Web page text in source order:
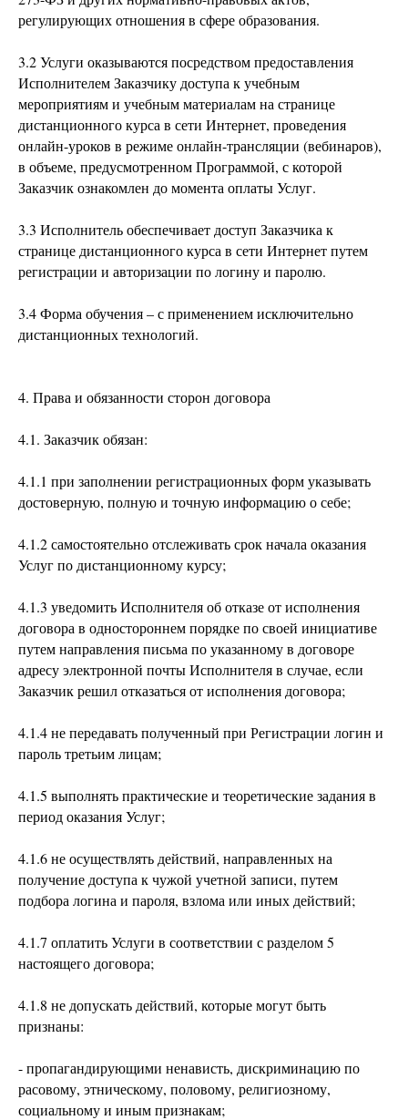
регулирующих отношения в сфере образования.
3.2 Услуги оказываются посредством предоставления
Исполнителем Заказчику доступа к учебным
мероприятиям и учебным материалам на странице
дистанционного курса в сети Интернет, проведения
онлайн-уроков в режиме онлайн-трансляции (вебинаров),
в объеме, предусмотренном Программой, с которой
Заказчик ознакомлен до момента оплаты Услуг.
3.3 Исполнитель обеспечивает доступ Заказчика к
странице дистанционного курса в сети Интернет путем
регистрации и авторизации по логину и паролю.
3.4 Форма обучения – с применением исключительно
дистанционных технологий.
4. Права и обязанности сторон договора
4.1. Заказчик обязан:
4.1.1 при заполнении регистрационных форм указывать
достоверную, полную и точную информацию о себе;
4.1.2 самостоятельно отслеживать срок начала оказания
Услуг по дистанционному курсу;
4.1.3 уведомить Исполнителя об отказе от исполнения
договора в одностороннем порядке по своей инициативе
путем направления письма по указанному в договоре
адресу электронной почты Исполнителя в случае, если
Заказчик решил отказаться от исполнения договора;
4.1.4 не передавать полученный при Регистрации логин и
пароль третьим лицам;
4.1.5 выполнять практические и теоретические задания в
период оказания Услуг;
4.1.6 не осуществлять действий, направленных на
получение доступа к чужой учетной записи, путем
подбора логина и пароля, взлома или иных действий;
4.1.7 оплатить Услуги в соответствии с разделом 5
настоящего договора;
4.1.8 не допускать действий, которые могут быть
признаны:
- пропагандирующими ненависть, дискриминацию по
расовому, этническому, половому, религиозному,
социальному и иным признакам;